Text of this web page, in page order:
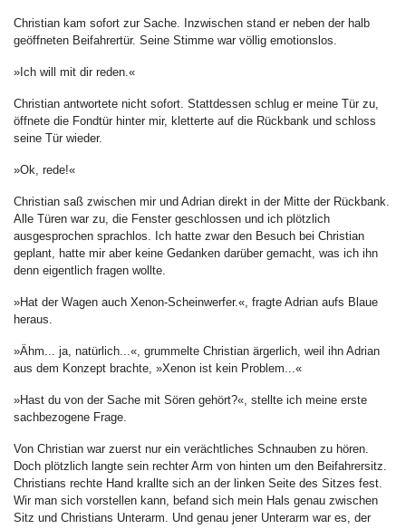
Christian kam sofort zur Sache. Inzwischen stand er neben der halb
geöffneten Beifahrertür. Seine Stimme war völlig emotionslos.
»Ich will mit dir reden.«
Christian antwortete nicht sofort. Stattdessen schlug er meine Tür zu,
öffnete die Fondtür hinter mir, kletterte auf die Rückbank und schloss
seine Tür wieder.
»Ok, rede!«
Christian saß zwischen mir und Adrian direkt in der Mitte der Rückbank.
Alle Türen war zu, die Fenster geschlossen und ich plötzlich
ausgesprochen sprachlos. Ich hatte zwar den Besuch bei Christian
geplant, hatte mir aber keine Gedanken darüber gemacht, was ich ihn
denn eigentlich fragen wollte.
»Hat der Wagen auch Xenon-Scheinwerfer.«, fragte Adrian aufs Blaue
heraus.
»Ähm... ja, natürlich...«, grummelte Christian ärgerlich, weil ihn Adrian
aus dem Konzept brachte, »Xenon ist kein Problem...«
»Hast du von der Sache mit Sören gehört?«, stellte ich meine erste
sachbezogene Frage.
Von Christian war zuerst nur ein verächtliches Schnauben zu hören.
Doch plötzlich langte sein rechter Arm von hinten um den Beifahrersitz.
Christians rechte Hand krallte sich an der linken Seite des Sitzes fest.
Wir man sich vorstellen kann, befand sich mein Hals genau zwischen
Sitz und Christians Unterarm. Und genau jener Unterarm war es, der